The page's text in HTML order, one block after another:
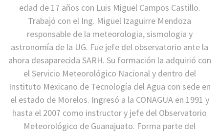
edad de 17 años con Luis Miguel Campos Castillo.
Trabajó con el Ing. Miguel Izaguirre Mendoza
responsable de la meteorologia, sismologia y
astronomía de la UG. Fue jefe del observatorio ante la
ahora desaparecida SARH. Su formación la adquirió con
el Servicio Meteorológico Nacional y dentro del
Instituto Mexicano de Tecnología del Agua con sede en
el estado de Morelos. Ingresó a la CONAGUA en 1991 y
hasta el 2007 como instructor y jefe del Observatorio
Meteorológico de Guanajuato. Forma parte del